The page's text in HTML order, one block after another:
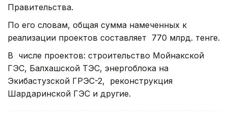
Правительства.
По его словам, общая сумма намеченных к
реализации проектов составляет 770 млрд. тенге.
В числе проектов: строительство Мойнакской
ГЭС, Балхашской ТЭС, энергоблока на
Экибастузской ГРЭС-2, реконструкция
Шардаринской ГЭС и другие.